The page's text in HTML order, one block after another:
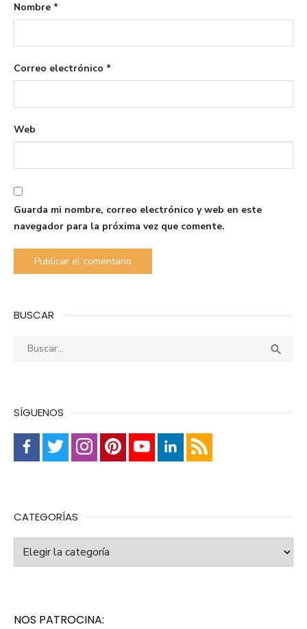
Nombre *
Correo electrónico *
Web
Guarda mi nombre, correo electrónico y web en este
navegador para la próxima vez que comente.
BUSCAR
Buscar: 
SÍGUENOS
CATEGORÍAS
Categorías
NOS PATROCINA: